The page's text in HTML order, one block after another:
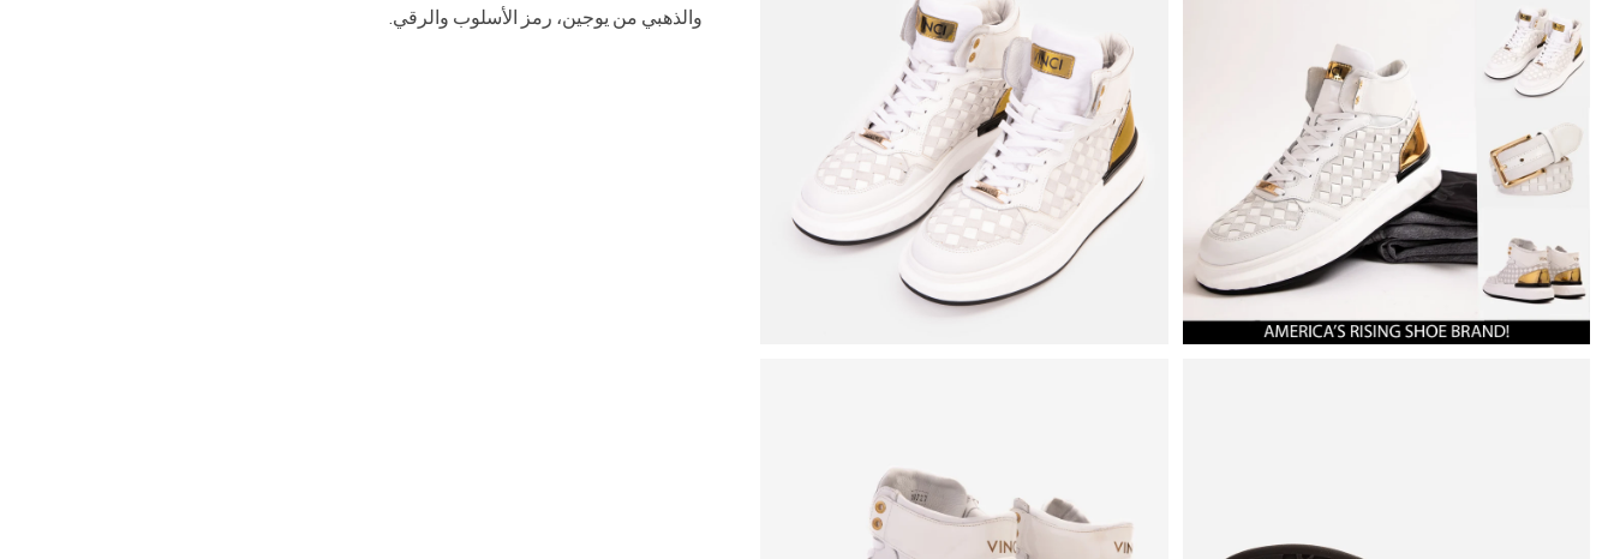
والذهبي من يوجين، رمز الأسلوب والرقي.